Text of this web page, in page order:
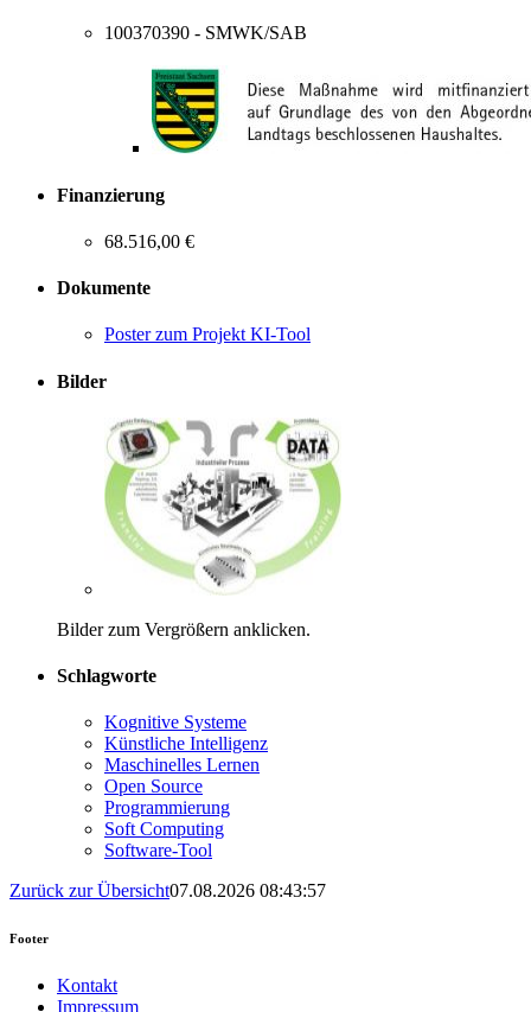
100370390 - SMWK/SAB
Finanzierung
68.516,00 €
Dokumente
Poster zum Projekt KI-Tool
Bilder
Bilder zum Vergrößern anklicken.
Schlagworte
Kognitive Systeme
Künstliche Intelligenz
Maschinelles Lernen
Open Source
Programmierung
Soft Computing
Software-Tool
Zurück zur Übersicht07.08.2026 08:43:57
Footer
Kontakt
Impressum